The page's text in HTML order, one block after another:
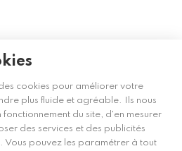
cookies pour améliorer votre
plus fluide et agréable. Ils nous
du site, d'en mesurer
des services et des publicités
Vous pouvez les paramétrer à tout